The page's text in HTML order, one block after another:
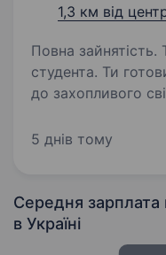
1,3 км від
Повна зайнятість.
студента. Ти готовий відкрити двері
до захопливого
справжнім
5 днів тому
Середня зарплата
в Україні